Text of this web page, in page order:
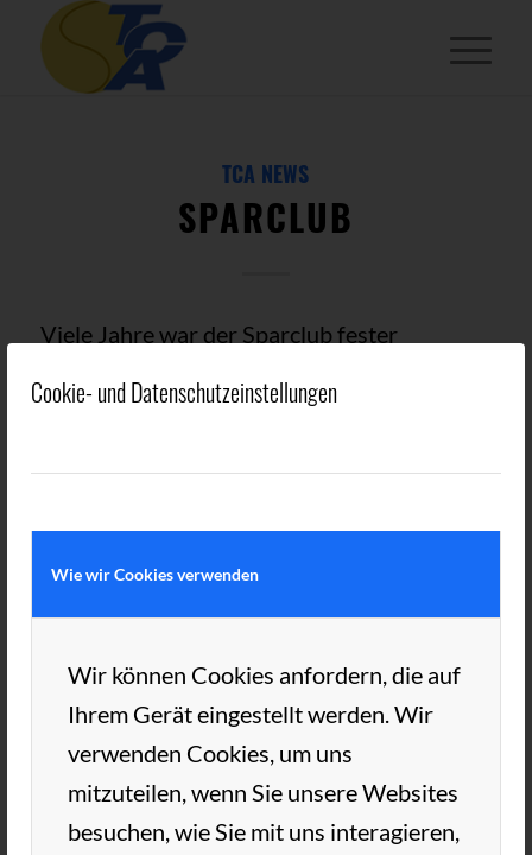
Cookie- und Datenschutzeinstellungen
Wie wir Cookies verwenden
Wir können Cookies anfordern, die auf
Ihrem Gerät eingestellt werden. Wir
verwenden Cookies, um uns
mitzuteilen, wenn Sie unsere Websites
besuchen, wie Sie mit uns interagieren,
TCA NEWS
SPARCLUB
Viele Jahre war der Sparclub fester
die Sparkästen abgeschraubt und der
Jugendabteilung gespendet. Herzlichen
Dank an den Sparclub für die großzügige
21. MÄRZ 2019 TC AUE